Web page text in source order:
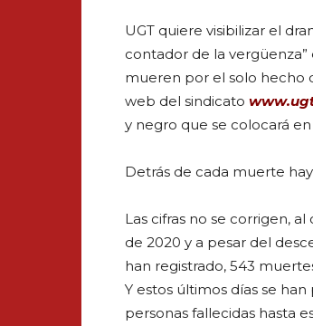
UGT quiere visibilizar el
contador de la
mueren por el solo hecho
web del sindicato
y negro que se colocará
Detrás de cada muerte
Las cifras no se corrigen,
de 2020 y a pesar del
han registrado, 543
Y estos últimos días se
personas fallecidas hasta